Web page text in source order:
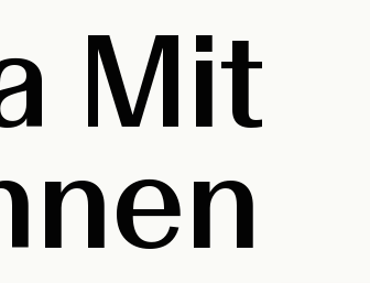
Mit